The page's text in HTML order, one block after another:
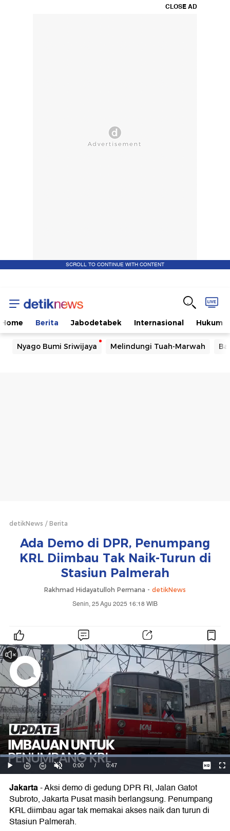
CLOSE AD
SCROLL TO CONTINUE WITH CONTENT
Home Berita Jabodetabek Internasional Hukum
Nyago Bumi Sriwijaya Melindungi Tuah-Marwah
detikNews Berita
Ada Demo di DPR, Penumpang
KRL Diimbau Tak Naik-Turun di
Stasiun Palmerah
Rakhmad Hidayatulloh Permana - detikNews
Senin, 25 Agu 2025 16:18 WIB
Jakarta-Aksi demo di gedung DPR RI, Jalan Gatot
Subroto, Jakarta Pusat masih berlangsung. Penumpang
KRL diimbau agar tak memakai akses naik dan turun di
Stasiun Palmerah.